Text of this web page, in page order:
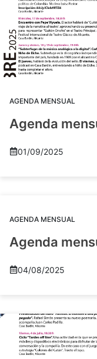
AGENDA MENSUAL
Agenda
01/09/2025
AGENDA MENSUAL
Agenda
04/08/2025